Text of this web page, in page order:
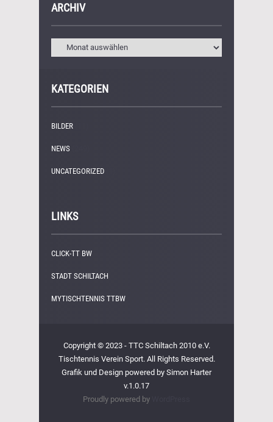
ARCHIV
KATEGORIEN
BILDER
NEWS
UNCATEGORIZED
LINKS
CLICK-TT BW
STADT SCHILTACH
MYTISCHTENNIS TTBW
Copyright © 2023 - TTC Schiltach 2010 e.V.
Tischtennis Verein Sport. All Rights Reserved.
Grafik und Design powered by Simon Harter
v.1.0.17
Proudly powered by